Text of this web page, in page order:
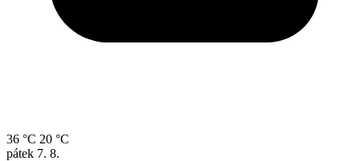
36 °C 20 °C
pátek 7. 8.